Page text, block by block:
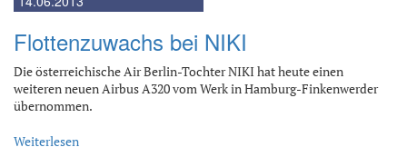
Flottenzuwachs bei NIKI
Die österreichische Air Berlin-Tochter NIKI hat heute einen
weiteren neuen Airbus A320 vom Werk in Hamburg-Finkenwerder
übernommen.
Weiterlesen